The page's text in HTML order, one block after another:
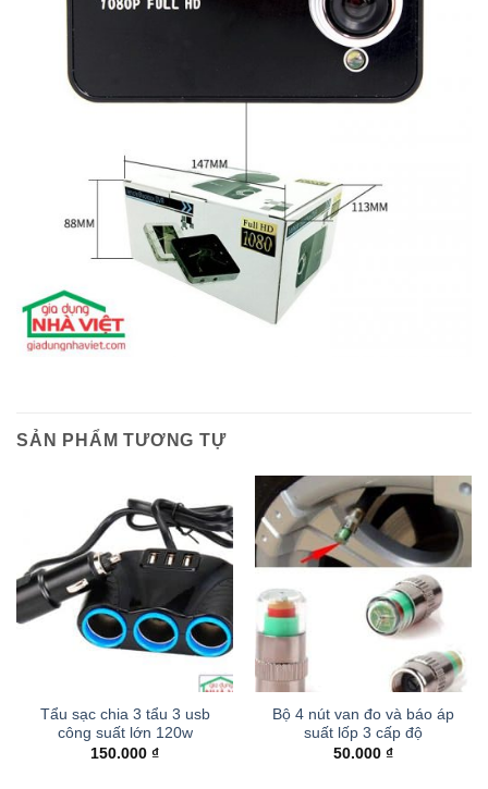
SẢN PHẨM TƯƠNG TỰ
Tẩu sạc chia 3 tẩu 3 usb
công suất lớn 120w
150.000 ₫
Bộ 4 nút van đo và báo áp
suất lốp 3 cấp độ
50.000 ₫